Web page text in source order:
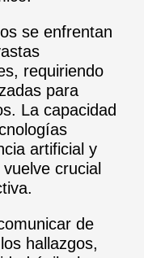
se enfrentan
requiriendo
para
La capacidad
artificial y
crucial
de
hallazgos,